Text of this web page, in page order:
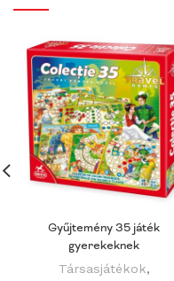
Gyűjtemény 35 játék
gyerekeknek
Társasjátékok,